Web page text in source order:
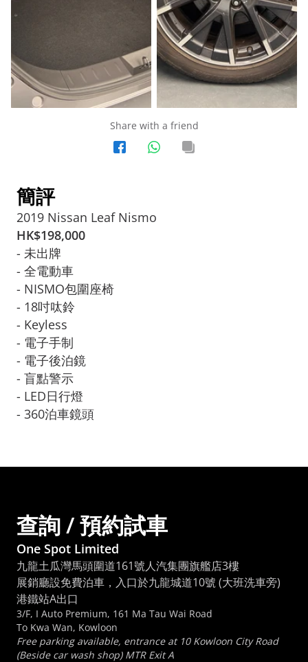
Share with a friend
簡評
2019 Nissan Leaf Nismo
HK$198,000
- 未出牌
- 全電動車
- NISMO包圍座椅
- 18吋呔鈴
- Keyless
- 電子手制
- 電子後泊鏡
- 盲點警示
- LED日行燈
- 360泊車鏡頭
查詢 / 預約試車
One Spot Limited
九龍土瓜灣馬頭圍道161號人汽集團旗艦店3樓
展銷廳設免費泊車，入口於九龍城道10號 (大班洗車旁)
港鐵站A出口
3/F, I Auto Premium, 161 Ma Tau Wai Road
To Kwa Wan, Kowloon
Free parking available, entrance at 10 Kowloon City Road
(Beside car wash shop) MTR Exit A